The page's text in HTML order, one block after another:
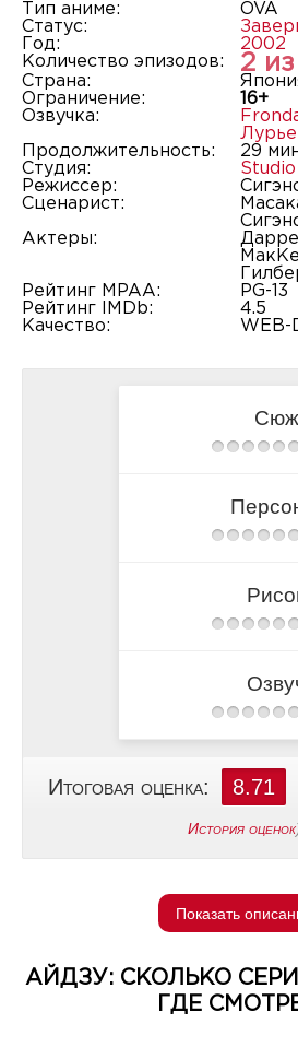
Тип аниме:
OVA
Статус:
Год:
2002
Количество эпизодов:
2
Страна:
Ограничение:
16+
Озвучка:
Лурье
Продолжительность:
29
Студия:
Режиссер:
Сценарист:
Актеры:
Рейтинг MPAA:
PG-13
Рейтинг IMDb:
4.5
Качество:
WEB-
Итоговая оценка: 8.71
История оценок
Показать
АЙДЗУ: СКОЛЬКО
ГДЕ